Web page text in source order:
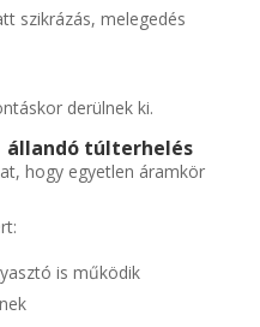
szikrázás, melegedés
derülnek ki.
állandó túlterhelés
hogy egyetlen áramkör
is működik